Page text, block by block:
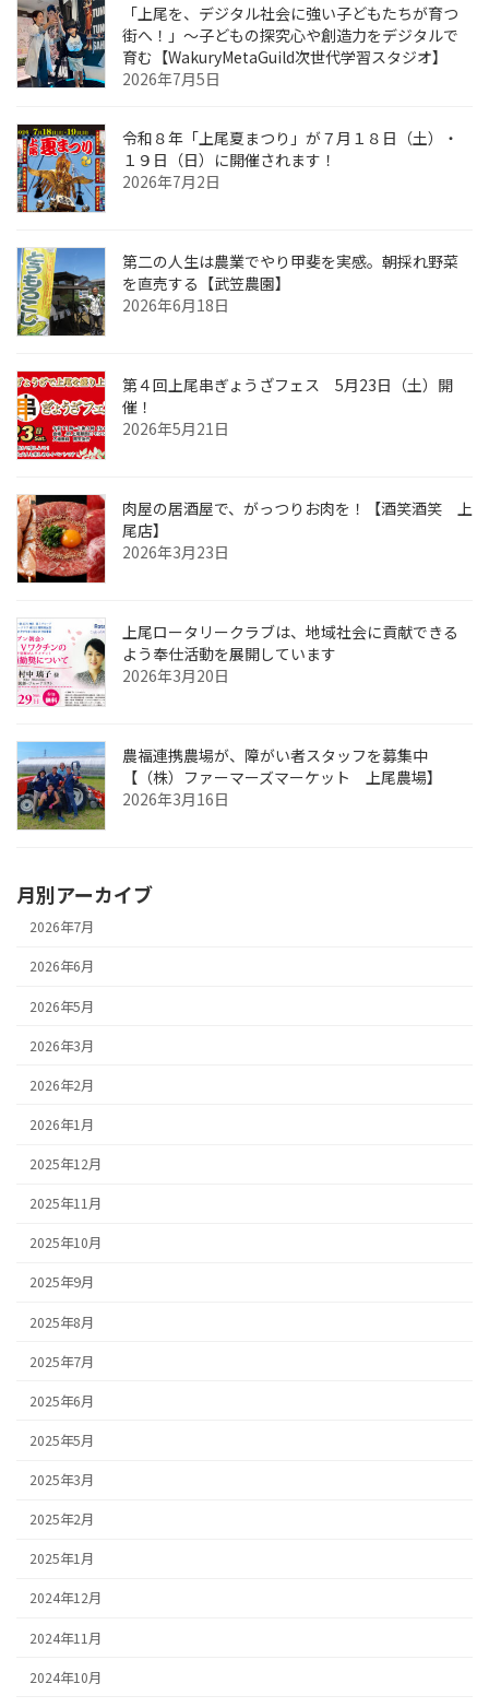
「上尾を、デジタル社会に強い子どもたちが育つ
街へ！」〜子どもの探究心や創造力をデジタルで
育む【WakuryMetaGuild次世代学習スタジオ】
2026年7月5日
令和８年「上尾夏まつり」が７月１８日（土）・
１９日（日）に開催されます！
2026年7月2日
第二の人生は農業でやり甲斐を実感。朝採れ野菜
を直売する【武笠農園】
2026年6月18日
第４回上尾串ぎょうざフェス 5月23日（土）開
催！
2026年5月21日
肉屋の居酒屋で、がっつりお肉を！【酒笑酒笑 上
尾店】
2026年3月23日
上尾ロータリークラブは、地域社会に貢献できる
よう奉仕活動を展開しています
2026年3月20日
農福連携農場が、障がい者スタッフを募集中
【（株）ファーマーズマーケット 上尾農場】
2026年3月16日
月別アーカイブ
2026年7月
2026年6月
2026年5月
2026年3月
2026年2月
2026年1月
2025年12月
2025年11月
2025年10月
2025年9月
2025年8月
2025年7月
2025年6月
2025年5月
2025年3月
2025年2月
2025年1月
2024年12月
2024年11月
2024年10月